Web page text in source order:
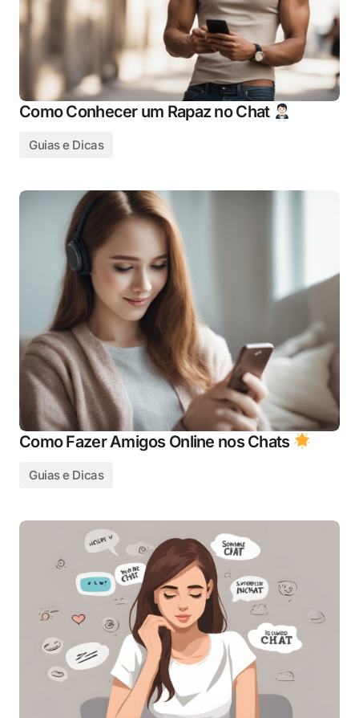
Como Conhecer um Rapaz no Chat
Guias e Dicas
Como Fazer Amigos Online nos Chats
Guias e Dicas